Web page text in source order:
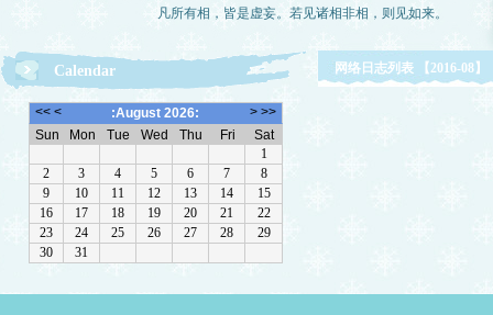
凡所有相，皆是虚妄。若见诸相非相，则见如来。
Calendar 网络日志列表 【2016-08】